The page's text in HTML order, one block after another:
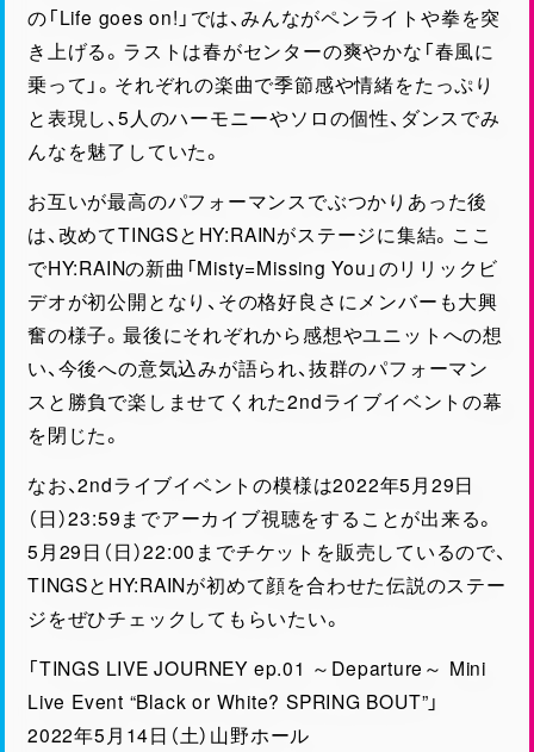
の「Life goes on!」では、みんながペンライトや拳を突
き上げる。ラストは春がセンターの爽やかな「春風に
乗って」。それぞれの楽曲で季節感や情緒をたっぷり
と表現し、5人のハーモニーやソロの個性、ダンスでみ
んなを魅了していた。
お互いが最高のパフォーマンスでぶつかりあった後
は、改めてTINGSとHY:RAINがステージに集結。ここ
でHY:RAINの新曲「Misty=Missing You」のリリックビ
デオが初公開となり、その格好良さにメンバーも大興
奮の様子。最後にそれぞれから感想やユニットへの想
い、今後への意気込みが語られ、抜群のパフォーマン
スと勝負で楽しませてくれた2ndライブイベントの幕
を閉じた。
なお、2ndライブイベントの模様は2022年5月29日
（日）23:59までアーカイブ視聴をすることが出来る。
5月29日（日）22:00までチケットを販売しているので、
TINGSとHY:RAINが初めて顔を合わせた伝説のステー
ジをぜひチェックしてもらいたい。
「TINGS LIVE JOURNEY ep.01 ～Departure～ Mini
Live Event “Black or White? SPRING BOUT”」
2022年5月14日（土）山野ホール